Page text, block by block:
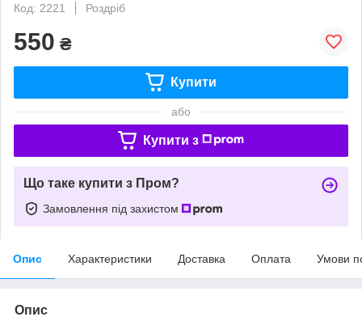
Код: 2221
Роздріб
550 ₴
Купити
або
Купити з
Що таке купити з Пром?
Замовлення під захистом
Опис Характеристики Доставка Оплата Умови
Опис